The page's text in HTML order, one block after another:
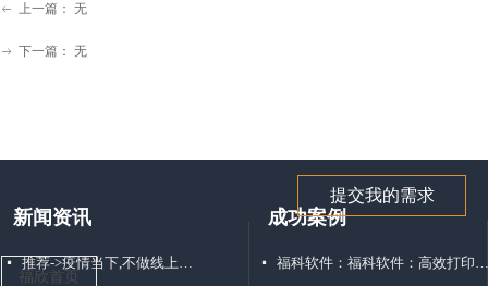
ꂃ 上一篇： 无
ꁹ 下一篇： 无
新闻资讯
넷 推荐->疫情当下,不做线上订货商城,吃大亏!!! 넷 福科软件：福科软件：高效打印方式解决仓库配货难题
成功案例
提交我的需求
福欣首页